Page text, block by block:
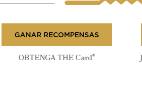
GANAR RECOMPENSAS
OBTENGA THE Card®